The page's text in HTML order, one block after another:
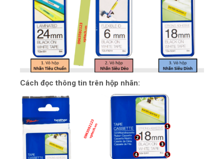
Cách đọc thông tin trên hộp nhãn: